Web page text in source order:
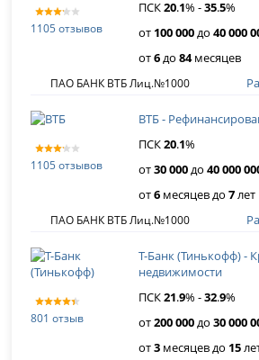
1105 отзывов
ПСК20.1% -35.5%
от 100 000до40 000
от6до84месяцев
ПАО БАНК ВТБ Лиц.№1000
1105 отзывов
ВТБ -
ПСК20.1%
от30 000до40 000
от6 месяцев до7лет
ПАО БАНК ВТБ Лиц.№1000
801 отзыв
Т-Банк (Тинькофф) -
недвижимости
ПСК21.9% -32.9%
от200 000до30 000
от3 месяцев до 15